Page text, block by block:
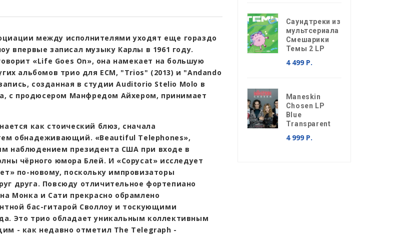
между исполнителями уходят еще гораздо
впервые записал музыку Карлы в 1961 году.
«Life Goes On», она намекает на большую
альбомов трио для ECM, "Trios" (2013) и "Andando
созданная в студии Auditorio Stelio Molo в
с продюсером Манфредом Айхером, принимает
как стоический блюз, сначала
обнадеживающий. «Beautiful Telephones»,
наблюдением президента США при входе в
чёрного юмора Блей. И «Copycat» исследует
по-новому, поскольку импровизаторы
друга. Повсюду отличительное фортепиано
Монка и Сати прекрасно обрамлено
бас-гитарой Своллоу и тоскующими
Это трио обладает уникальным коллективным
- как недавно отметил The Telegraph -
Саундтреки из
мультсериала
Смешарики
Темы 2 LP
4 499 Р.
Maneskin
Chosen LP
Blue
Transparent
4 999 Р.